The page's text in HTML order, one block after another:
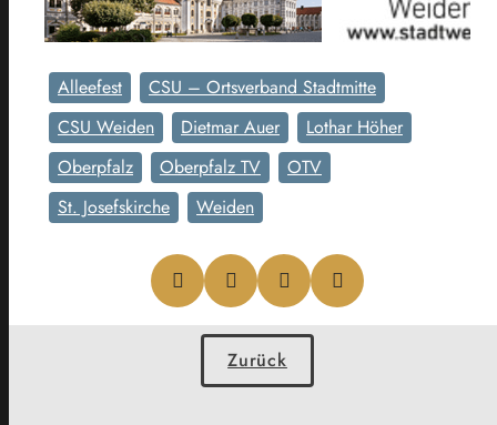
Alleefest
CSU – Ortsverband Stadtmitte
CSU Weiden
Dietmar Auer
Lothar Höher
Oberpfalz
Oberpfalz TV
OTV
St. Josefskirche
Weiden
Zurück